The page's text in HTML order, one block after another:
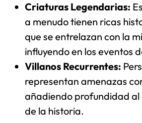
Criaturas Legendarias:
a menudo tienen ricas
que se entrelazan con la
influyendo en los eventos
Villanos Recurrentes:
representan amenazas
añadiendo profundidad
de la historia.